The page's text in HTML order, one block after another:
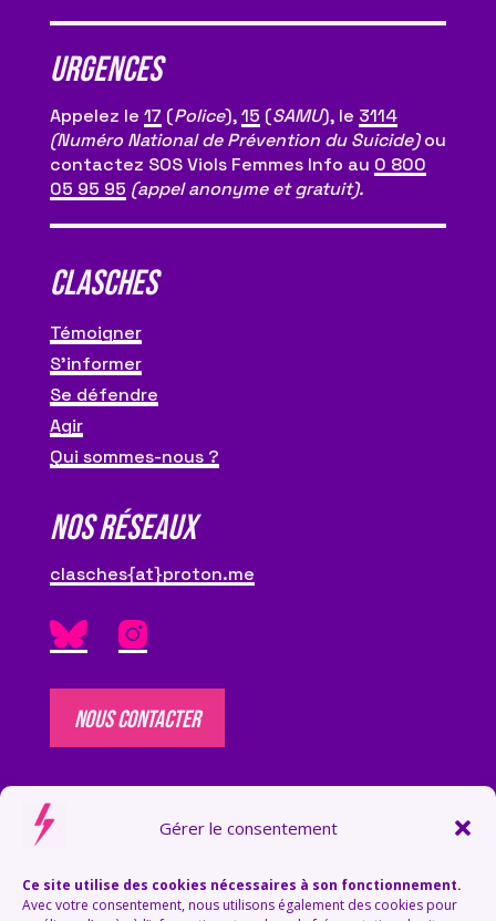
Gérer le consentement
Ce site utilise des cookies nécessaires à son fonctionnement.
Avec votre consentement, nous utilisons également des cookies pour
Urgences
Appelez le 17 (Police),15 (SAMU), le 3114
(Numéro National de Prévention du Suicide)ou
contactez SOS Viols Femmes Info au 0 800
05 95 95 (appel anonyme et gratuit).
CLASCHES
Témoigner
S’informer
Se défendre
Agir
Qui sommes-nous ?
NOS RÉSEAUX
clasches{at}proton.me
NOUS CONTACTER
NOUS SOUTENIR
Faites un don via
HelloAsso
, relayez nos
campagnes, ourejoignez-nous!